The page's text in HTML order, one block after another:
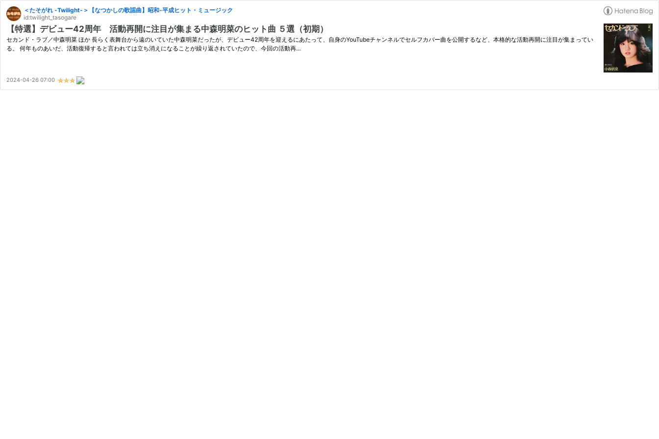
＜たそがれ -Twilight-＞【なつかしの歌謡曲】昭和-平成ヒット・ミュージック
id:twilight_tasogare
【特選】デビュー42周年 活動再開に注目が集まる中森明菜のヒット曲 ５選（初期）
セカンド・ラブ／中森明菜 ほか 長らく表舞台から遠のいていた中森明菜だったが、デビュー42周年を迎えるにあたって、自身のYouTubeチャンネルでセルフカバー曲を公開するなど、本格的な活動再開に注目が集まってい
る。 何年ものあいだ、活動復帰すると言われては立ち消えになることが繰り返されていたので、今回の活動再…
2024-04-26 07:00